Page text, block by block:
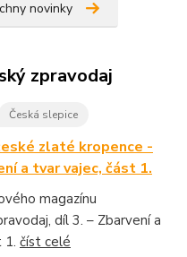
novinky
zpravodaj
Česká slepice
zlaté kropence -
a tvar vajec, část 1.
magazínu
díl 3. – Zbarvení a
1. číst celé